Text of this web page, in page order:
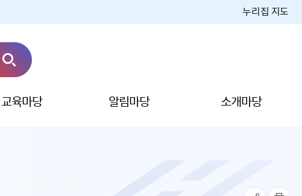
누리집 지도
교육마당 알림마당 소개마당